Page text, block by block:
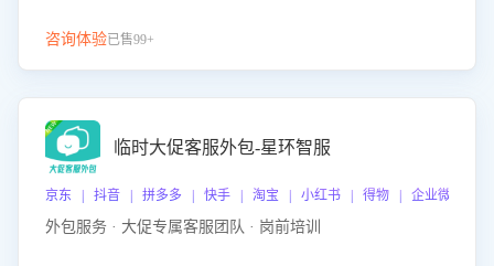
咨询体验已售99+
临时大促客服外包-星环智服
京东 | 抖音 | 拼多多 | 快手 | 淘宝 | 小红书 | 得物 | 企业微信
外包服务 · 大促专属客服团队 · 岗前培训